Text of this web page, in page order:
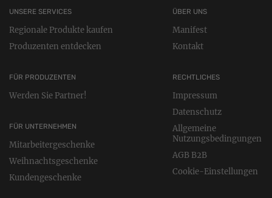
UNSERE SERVICES
Regionale Produkte kaufen
Produzenten entdecken
FÜR PRODUZENTEN
Werden Sie Partner!
FÜR UNTERNEHMEN
Mitarbeitergeschenke
Weihnachtsgeschenke
Kundengeschenke
RECHTLICHES
Impressum
Datenschutz
Allgemeine
Nutzungsbedingungen
AGB B2B
Cookie-Einstellungen
ÜBER UNS
Manifest
Kontakt